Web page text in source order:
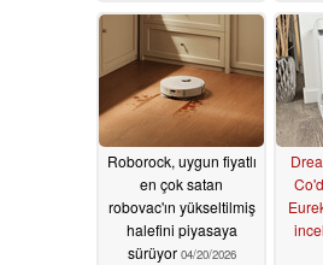
05/08/2026
Roborock, uygun fiyatlı
en çok satan
robovac'ın yükseltilmiş
halefini piyasaya
sürüyor 04/20/2026